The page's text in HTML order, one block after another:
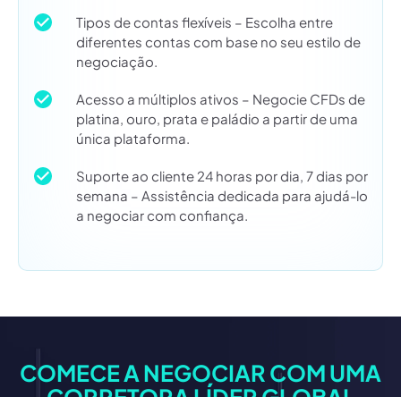
Tipos de contas flexíveis – Escolha entre
diferentes contas com base no seu estilo de
negociação.
Acesso a múltiplos ativos – Negocie CFDs de
platina, ouro, prata e paládio a partir de uma
única plataforma.
Suporte ao cliente 24 horas por dia, 7 dias por
semana – Assistência dedicada para ajudá-lo
a negociar com confiança.
COMECE A NEGOCIAR COM UMA